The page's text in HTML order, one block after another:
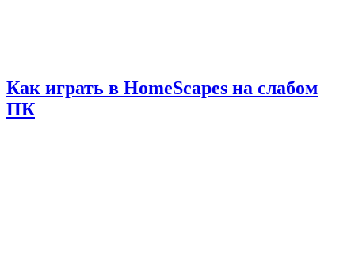
Как играть в HomeScapes на слабом
ПК